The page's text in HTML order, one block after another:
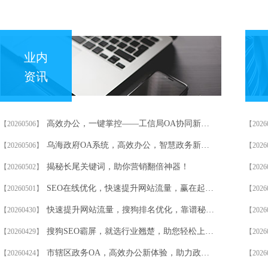
业内
资讯
【20260506】 高效办公，一键掌控——工信局OA协同新体验！
【20260506】 乌海政府OA系统，高效办公，智慧政务新体验！
【20260502】 揭秘长尾关键词，助你营销翻倍神器！
【20260501】 SEO在线优化，快速提升网站流量，赢在起跑线！
【20260430】 快速提升网站流量，搜狗排名优化，靠谱秘籍大公开！
【20260429】 搜狗SEO霸屏，就选行业翘楚，助您轻松上位！
【20260424】 市辖区政务OA，高效办公新体验，助力政府效能飞跃！
【
【
【
【
【
【
【